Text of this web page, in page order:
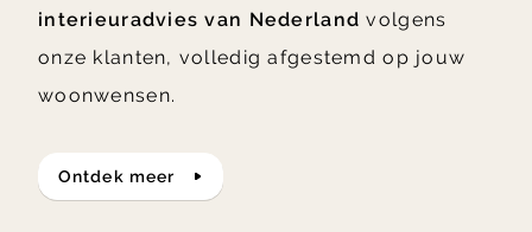
interieuradvies van Nederland volgens
onze klanten, volledig afgestemd op jouw
woonwensen.
ontdek meer